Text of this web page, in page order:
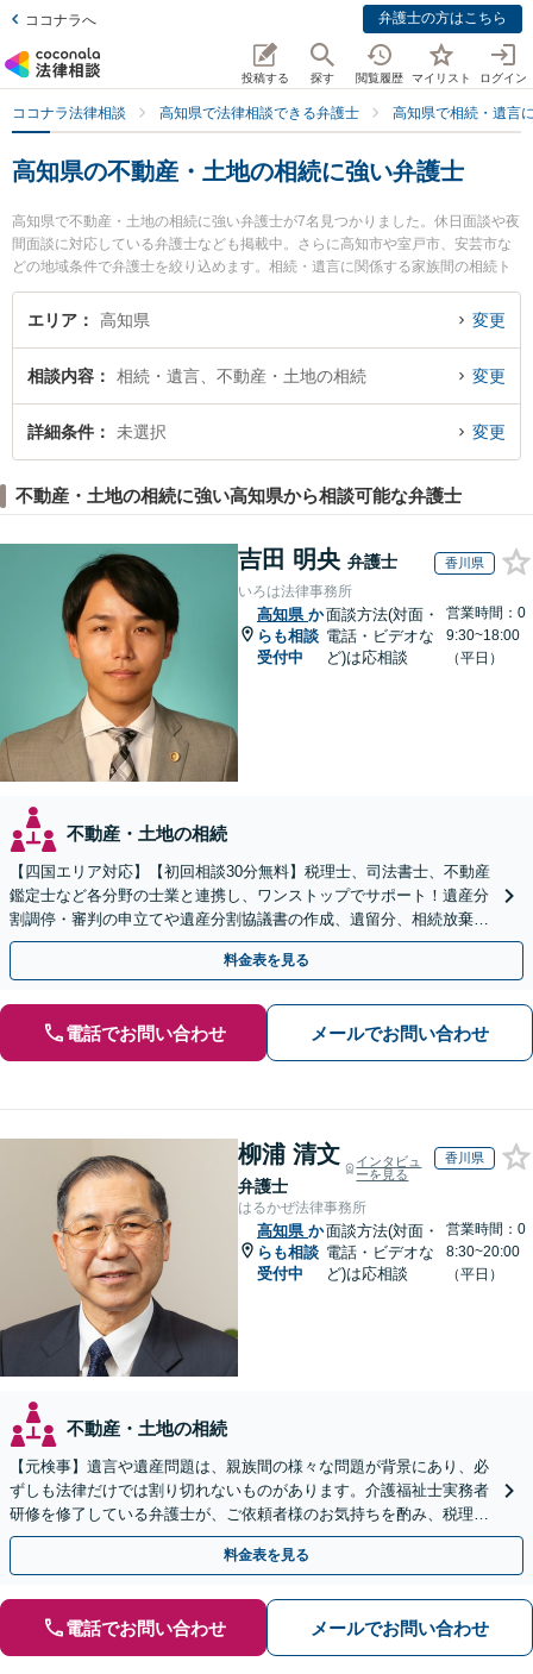
ココナラへ 弁護士の方はこちら
投稿する 探す 閲覧履歴 マイリスト ログイン
ココナラ法律相談 高知県で法律相談できる弁護士 高知県で相続・遺言
高知県の不動産・土地の相続に強い弁護士
高知県で不動産・土地の相続に強い弁護士が7名見つかりました。休日面談や夜
間面談に対応している弁護士なども掲載中。さらに高知市や室戸市、安芸市な
どの地域条件で弁護士を絞り込めます。相続・遺言に関係する家族間の相続ト
ラブルや認知症の相続、遺産分割等の細かな分野での絞り込み検索もでき便利
です。特に御座法律事務所の久保 宜弘弁護士ややいろ法律事務所の山本 尚吾弁
土地の相続のトラブルを今すぐに弁護士に相談したい』『不動産・土地の相続
のトラブル解決の実績豊富な近くの弁護士を検索したい』『初回相談無料で不
動産・土地の相続を法律相談できる高知県内の弁護士に相談予約したい』など
エリア 高知県 変更
相談内容 相続・遺言、不動産・土地の相続 変更
詳細条件 未選択 変更
不動産・土地の相続に強い高知県から相談可能な弁護士
吉田 明央 弁護士 香川県
いろは法律事務所
高知県 か
らも相談
受付中
面談方法(対面・
電話・ビデオな
ど)は応相談
営業時間：0
9:30~18:00
（平日）
不動産・土地の相続
【四国エリア対応】【初回相談30分無料】税理士、司法書士、不動産
鑑定士など各分野の士業と連携し、ワンストップでサポート！遺産分
割調停・審判の申立てや遺産分割協議書の作成、遺留分、相続放棄、
遺言書など幅広いご相談に対応【オンライン面談OK】
料金表を見る
電話でお問い合わせ メールでお問い合わせ
柳浦 清文
弁護士
インタビュ
ーを見る
香川県
はるかぜ法律事務所
高知県 か
らも相談
受付中
面談方法(対面・
電話・ビデオな
ど)は応相談
営業時間：0
8:30~20:00
（平日）
不動産・土地の相続
【元検事】遺言や遺産問題は、親族間の様々な問題が背景にあり、必
ずしも法律だけでは割り切れないものがあります。介護福祉士実務者
研修を修了している弁護士が、ご依頼者様のお気持ちを酌み、税理士
など他士業とも密接に連携しながら丁寧に対応いたします。
料金表を見る
電話でお問い合わせ メールでお問い合わせ